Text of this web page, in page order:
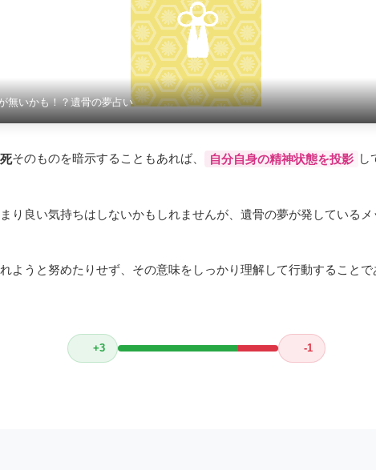
無いかも！？遺骨の夢占い
死そのものを暗示することもあれば、 自分自身の精神状態を投影 し
り良い気持ちはしないかもしれませんが、遺骨の夢が発している
ようと努めたりせず、その意味をしっかり理解して行動すること
+3 -1